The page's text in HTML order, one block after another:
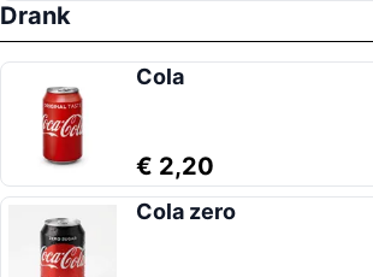
Drank
Cola
€ 2,20
Cola zero